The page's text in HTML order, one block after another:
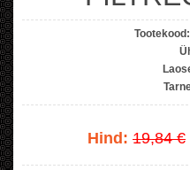
Tootekood:
Hind: 19,84 €